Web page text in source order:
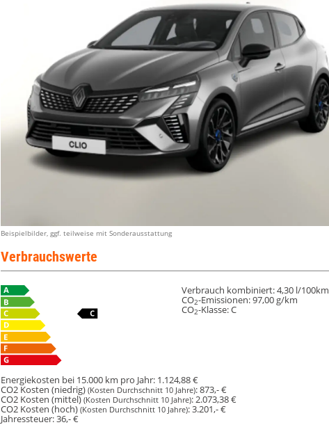
Beispielbilder, ggf. teilweise mit Sonderausstattung
Verbrauchswerte
Verbrauch kombiniert:4,30 l/100km
CO2-Emissionen:97,00 g/km
CO2-Klasse:C
Energiekosten bei 15.000 km pro Jahr: 1.124,88 €
CO2 Kosten (niedrig)(Kosten Durchschnitt 10 Jahre):873,- €
CO2 Kosten (mittel)(Kosten Durchschnitt 10 Jahre):2.073,38 €
CO2 Kosten (hoch)(Kosten Durchschnitt 10 Jahre):3.201,- €
Jahressteuer:36,- €